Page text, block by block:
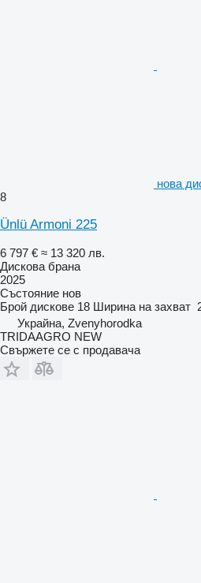
нова
8
Ünlü Armoni 225
6 797 € ≈ 13 320 лв.
Дискова брана
2025
Състояние нов
Брой дискове 18 Ширина на захват
Украйна, Zvenyhorodka
TRIDAAGRO NEW
Свържете се с продавача